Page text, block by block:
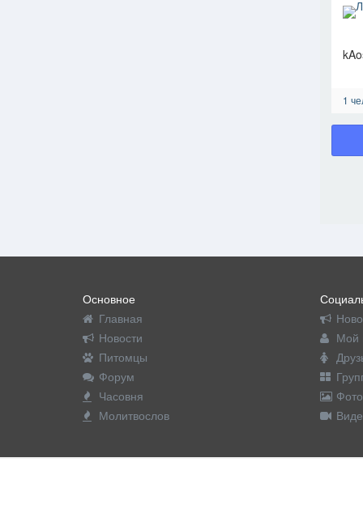
1
Основное
Главная
Новости
Питомцы
Форум
Часовня
Молитвослов
Мой
Фото